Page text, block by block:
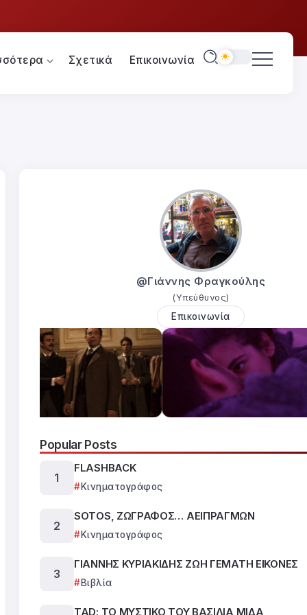
Σχετικά Επικοινωνία
@Γιάννης Φραγκούλης
(Υπεύθυνος)
Επικοινωνία
Popular Posts
FLASHBACK
Κινηματογράφος
SOTOS, ΖΩΓΡΑΦΟΣ… ΑΕΙΠΡΑΓΜΩΝ
Κινηματογράφος
ΓΙΑΝΝΗΣ ΚΥΡΙΑΚΙΔΗΣ ΖΩΗ ΓΕΜΑΤΗ ΕΙΚΟΝΕΣ
Βιβλία
TAD: ΤΟ ΜΥΣΤΙΚΟ ΤΟΥ ΒΑΣΙΛΙΑ ΜΙΔΑ